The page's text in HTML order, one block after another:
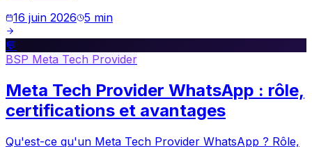
16 juin 2026 5 min
💬
BSP Meta Tech Provider
Meta Tech Provider WhatsApp : rôle,
certifications et avantages
Qu'est-ce qu'un Meta Tech Provider WhatsApp ? Rôle,